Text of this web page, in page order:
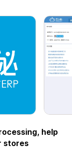
help
stores